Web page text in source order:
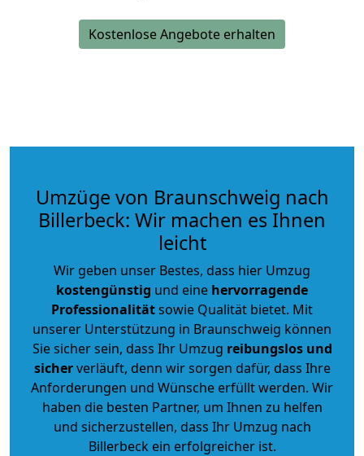
Kostenlose Angebote erhalten
Umzüge von Braunschweig nach
Billerbeck: Wir machen es Ihnen
leicht
Wir geben unser Bestes, dass hier Umzug
kostengünstig und eine hervorragende
Professionalitätsowie Qualität bietet. Mit
unserer Unterstützung in Braunschweig können
Sie sicher sein, dass Ihr Umzug reibungslos und
sicherverläuft, denn wir sorgen dafür, dass Ihre
Anforderungen und Wünsche erfüllt werden. Wir
haben die besten Partner, um Ihnen zu helfen
und sicherzustellen, dass Ihr Umzug nach
Billerbeck ein erfolgreicher ist.